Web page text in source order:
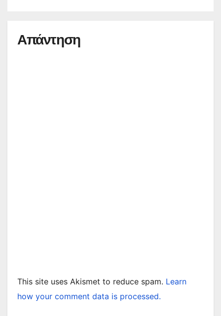
Απάντηση
This site uses Akismet to reduce spam. Learn
how your comment data is processed.